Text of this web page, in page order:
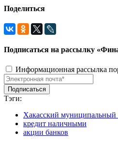
Поделиться
Подписаться на рассылку
Информационная рассылка
Тэги:
Хакасский муниципальный
кредит наличными
акции банков